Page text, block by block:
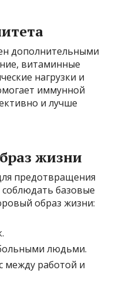
дополнительными
витаминные
нагрузки и
иммунной
и лучше
жизни
предотвращения
базовые
образ жизни:
людьми.
между работой и